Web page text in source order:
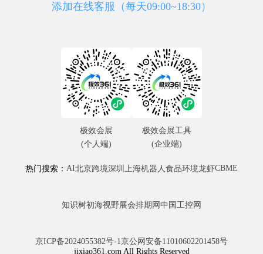
添加在线客服（每天09:00~18:30）
热门搜索： AI北京跨境深圳 上海机器人食品环境龙虾CBME
知识树初海视野展会排期网 中国工控网
京ICP备2024055382号-1京公网安备11010602201458号
jixiao361.com All Rights Reserved
极效会展
(个人端)
极效会展工具
(企业端)